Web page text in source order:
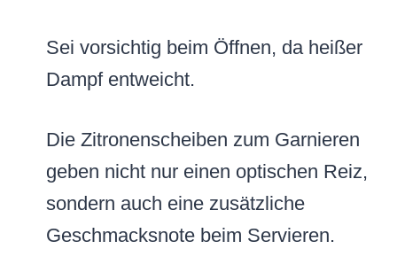
Sei vorsichtig beim Öffnen, da heißer
Dampf entweicht.
Die Zitronenscheiben zum Garnieren
geben nicht nur einen optischen Reiz,
sondern auch eine zusätzliche
Geschmacksnote beim Servieren.